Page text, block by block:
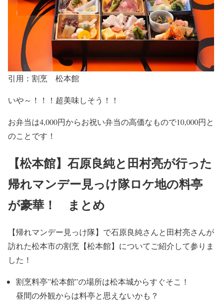
引用：割烹 松本館
いや～！！！超美味しそう！！
お弁当は4,000円からお祝い弁当の高価なもので10,000円と
のことです！
【松本館】石原良純と田村亮が行った
帰れマンデー見っけ隊ロケ地の料亭
が豪華！ まとめ
【帰れマンデー見っけ隊】 で石原良純さんと田村亮さんが
訪れた松本市の割烹【松本館】 についてご紹介して参りま
した！
割烹料亭”松本館”の場所は松本城からすぐそこ ！
昼間の外観からは料亭と思えないかも ？